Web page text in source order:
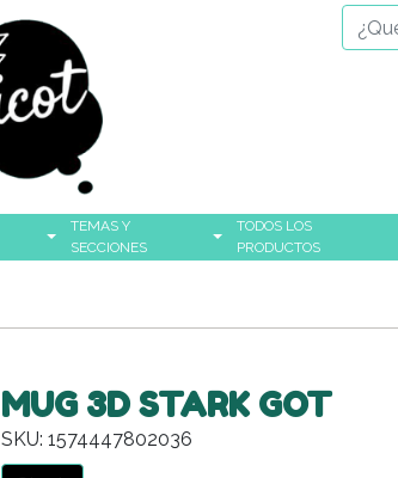
TEMAS Y
SECCIONES
TODOS LOS
PRODUCTOS
MUG 3D STARK GOT
SKU: 1574447802036